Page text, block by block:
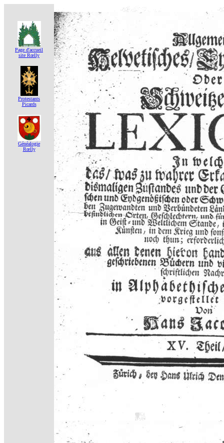
Page d'accueil
site Rœlly
Protestants
Picards
Généalogie
Rœlly